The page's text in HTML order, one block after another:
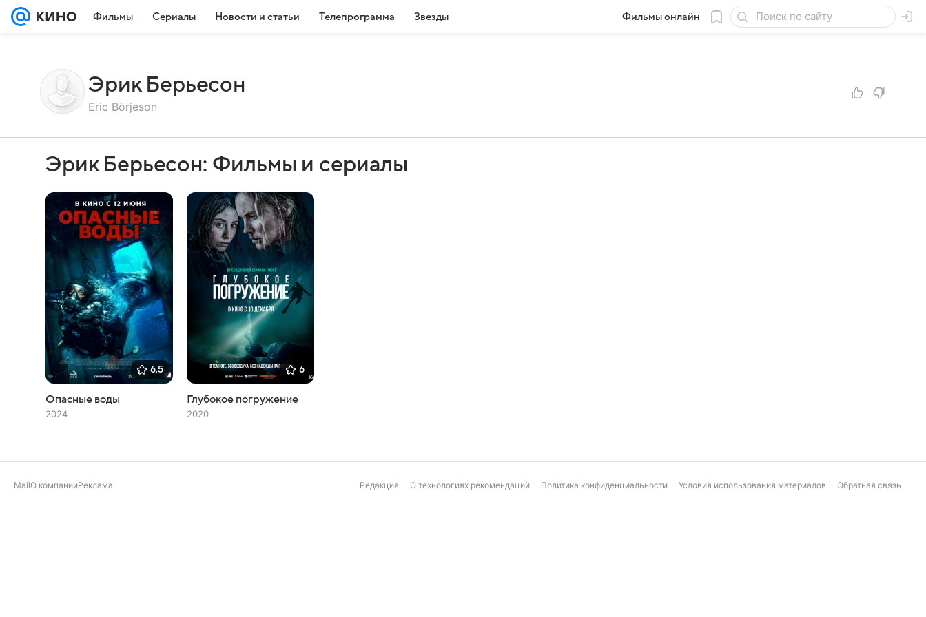
Фильмы Сериалы Новости и статьи Телепрограмма Звезды Фильмы онлайн
Эрик Берьесон
Eric Börjeson
Эрик Берьесон: Фильмы и сериалы
6,5
Опасные воды
2024
6
Глубокое погружение
2020
MailО компанииРеклама Редакция О технологиях рекомендаций Политика конфиденциальности Условия использования материалов Обратная связь